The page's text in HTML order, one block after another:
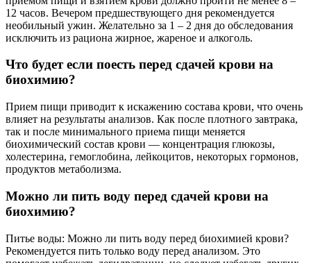
12 часов. Вечером предшествующего дня рекомендуется
необильный ужин. Желательно за 1 – 2 дня до обследования
исключить из рациона жирное, жареное и алкоголь.
Что будет если поесть перед сдачей крови на
биохимию?
Прием пищи приводит к искажению состава крови, что очень
влияет на результаты анализов. Как после плотного завтрака,
так и после минимального приема пищи меняется
биохимический состав крови — концентрация глюкозы,
холестерина, гемоглобина, лейкоцитов, некоторых гормонов,
продуктов метаболизма.
Можно ли пить воду перед сдачей крови на
биохимию?
Питье воды: Можно ли пить воду перед биохимией крови?
Рекомендуется пить только воду перед анализом. Это